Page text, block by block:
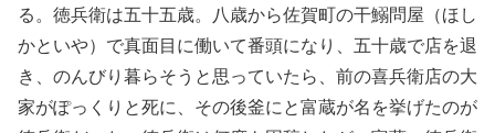
る。徳兵衛は五十五歳。八歳から佐賀町の干鰯問屋（ほし
かといや）で真面目に働いて番頭になり、五十歳で店を退
き、のんびり暮らそうと思っていたら、前の喜兵衛店の大
家がぽっくりと死に、その後釜にと富蔵が名を挙げたのが